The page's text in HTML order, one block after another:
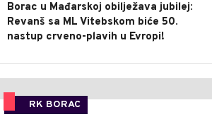
Borac u Mađarskoj obilježava jubilej:
Revanš sa ML Vitebskom biće 50.
nastup crveno-plavih u Evropi!
RK BORAC